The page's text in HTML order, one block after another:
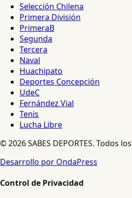
Selección Chilena
Primera División
PrimeraB
Segunda
Tercera
Naval
Huachipato
Deportes Concepción
UdeC
Fernández Vial
Tenis
Lucha Libre
© 2026 SABES DEPORTES. Todos
Desarrollo por OndaPress
Control de Privacidad